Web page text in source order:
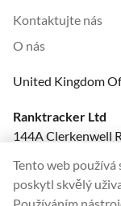
Kontaktujte nás
O nás
United Kingdom
Ranktracker Ltd
144A Clerkenwell
Company No:
Tento web používá
poskytl skvělý